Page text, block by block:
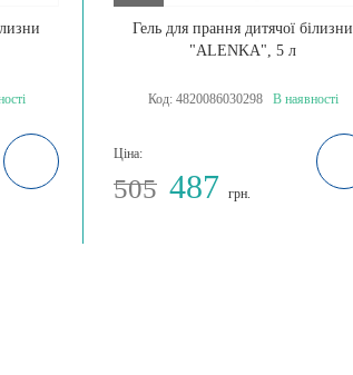
Гель для прання дитячої білизни
"ALENKA", 5 л
Код: 4820086030298 В наявності
Ціна:
505 487грн.